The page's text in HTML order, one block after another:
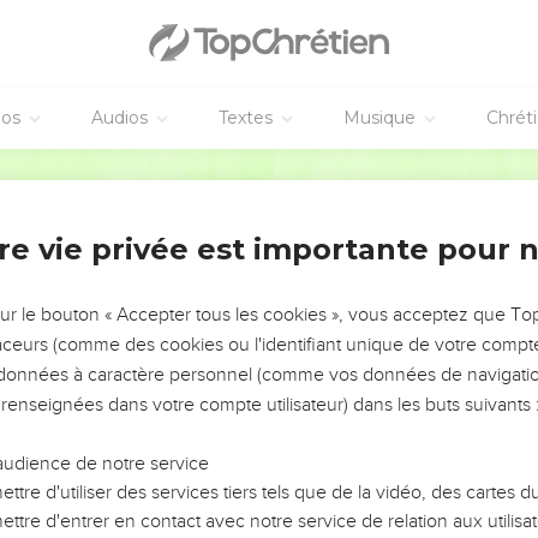
Audios Textes Musique
n'ont pas cru à la vérité mais ont pris plaisir à l'injustice soient
pour être sauvés
sœurs bien-aimés du Seigneur, nous devons constamment
parce que Dieu vous a choisis dès le commencement
la foi en la vérité.
tenez ferme et retenez les enseignements que nous
lettre.
vie privée est importante pour
le bouton « Accepter tous les cookies », vous acceptez que
(comme des cookies ou l'identifiant unique de votre
à caractère personnel (comme vos données de
dans votre compte utilisateur) dans les buts suivants :
de notre service
d'utiliser des services tiers tels que de la vidéo, des cartes
d'entrer en contact avec notre service de relation aux